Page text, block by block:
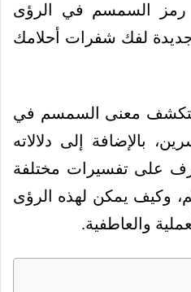
رمز السمسم في الرؤى
جديدة لفك شفرات أحلامك
معنى السمسم في
بالإضافة إلى دلالاته
على تفسيرات مختلفة
وكيف يمكن لهذه الرؤى
والعاطفية.